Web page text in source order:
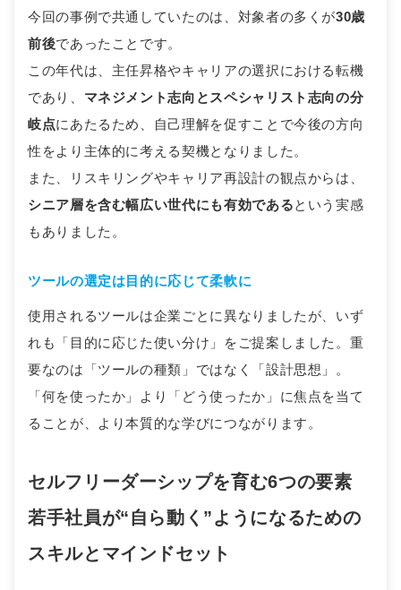
今回の事例で共通していたのは、対象者の多くが30歳
前後であったことです。
この年代は、主任昇格やキャリアの選択における転機
であり、 マネジメント志向とスペシャリスト志向の分
岐点にあたるため、自己理解を促すことで今後の方向
性をより主体的に考える契機となりました。
また、リスキリングやキャリア再設計の観点からは、
シニア層を含む幅広い世代にも有効であるという実感
もありました。
ツールの選定は目的に応じて柔軟に
使用されるツールは企業ごとに異なりましたが、いず
れも「目的に応じた使い分け」をご提案しました。重
要なのは「ツールの種類」ではなく「設計思想」。
「何を使ったか」より「どう使ったか」に焦点を当て
ることが、より本質的な学びにつながります。
セルフリーダーシップを育む6つの要素
若手社員が“自ら動く”ようになるための
スキルとマインドセット